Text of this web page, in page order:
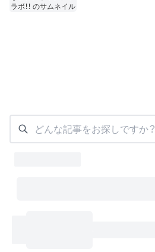
どんな記事をお探しですか？